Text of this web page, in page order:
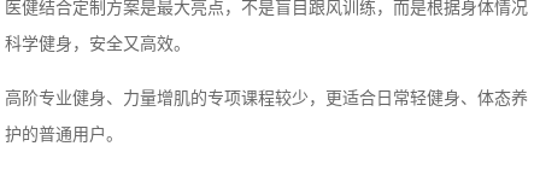
医健结合定制方案是最大亮点，不是盲目跟风训练，而是根据身体情况
科学健身，安全又高效。
高阶专业健身、力量增肌的专项课程较少，更适合日常轻健身、体态养
护的普通用户。